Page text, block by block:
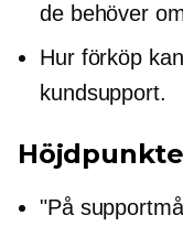
de behöver
Hur förköp
kundsupport.
"På